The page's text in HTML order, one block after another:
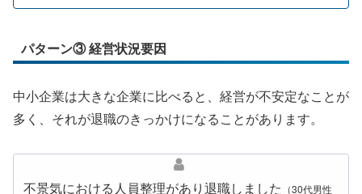
パターン③ 経営状況要因
中小企業は大きな企業に比べると、経営が不安定なことが
多く、それが退職のきっかけになることがあります。
不景気における人員整理があり退職しました （30代男性